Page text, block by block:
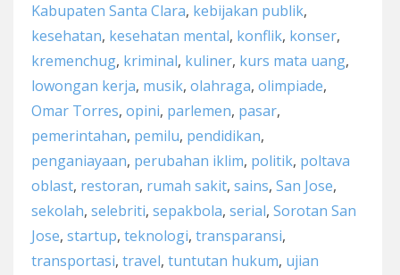
Kabupaten Santa Clara, kebijakan publik,
kesehatan, kesehatan mental, konflik, konser,
kremenchug, kriminal, kuliner, kurs mata uang,
lowongan kerja, musik, olahraga, olimpiade,
Omar Torres, opini, parlemen, pasar,
pemerintahan, pemilu, pendidikan,
penganiayaan, perubahan iklim, politik, poltava
oblast, restoran, rumah sakit, sains, San Jose,
sekolah, selebriti, sepakbola, serial, Sorotan San
Jose, startup, teknologi, transparansi,
transportasi, travel, tuntutan hukum, ujian